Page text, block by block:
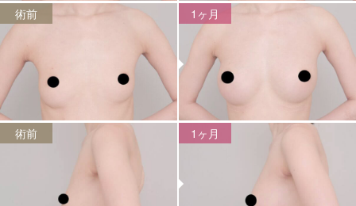
術前 1ヶ月
術前 1ヶ月